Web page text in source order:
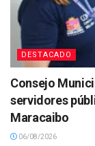
DESTACADO
Consejo
servidores
Maracaibo
06/08/2026